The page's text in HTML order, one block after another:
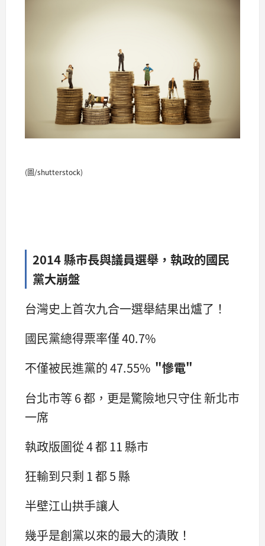
(圖/shutterstock)
2014 縣市長與議員選舉，執政的國民
黨大崩盤
台灣史上首次九合一選舉結果出爐了！
國民黨總得票率僅 40.7%
不僅被民進黨的 47.55% "慘電"
台北市等 6 都，更是驚險地只守住 新北市
一席
執政版圖從 4 都 11 縣市
狂輸到只剩 1 都 5 縣
半壁江山拱手讓人
幾乎是創黨以來的最大的潰敗！